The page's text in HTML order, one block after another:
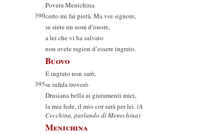
Povera Menichina
390certo mi fai pietà. Ma voi signore,
se siete un uom d’onore,
a lei che vi ha salvato
non avete ragion d’essere ingrato.
Buovo
E ingrato non sarò,
395se infida troverò
Drusiana bella ai giuramenti miei,
la mia fede, il mio cor sarà per lei.(A
Cecchina, parlando di Menechina)
Menichina